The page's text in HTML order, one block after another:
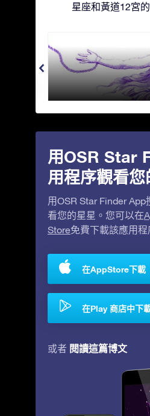
星座和黃道12宮的
Andromeda - 被鐵鍊
用OSR Star
用程序觀看您
用OSR Star Finder App
看您的星星。您可以在
Store免費下載該應用程
在AppStore下載
在Play 商店中下
或者 閱讀這篇博文